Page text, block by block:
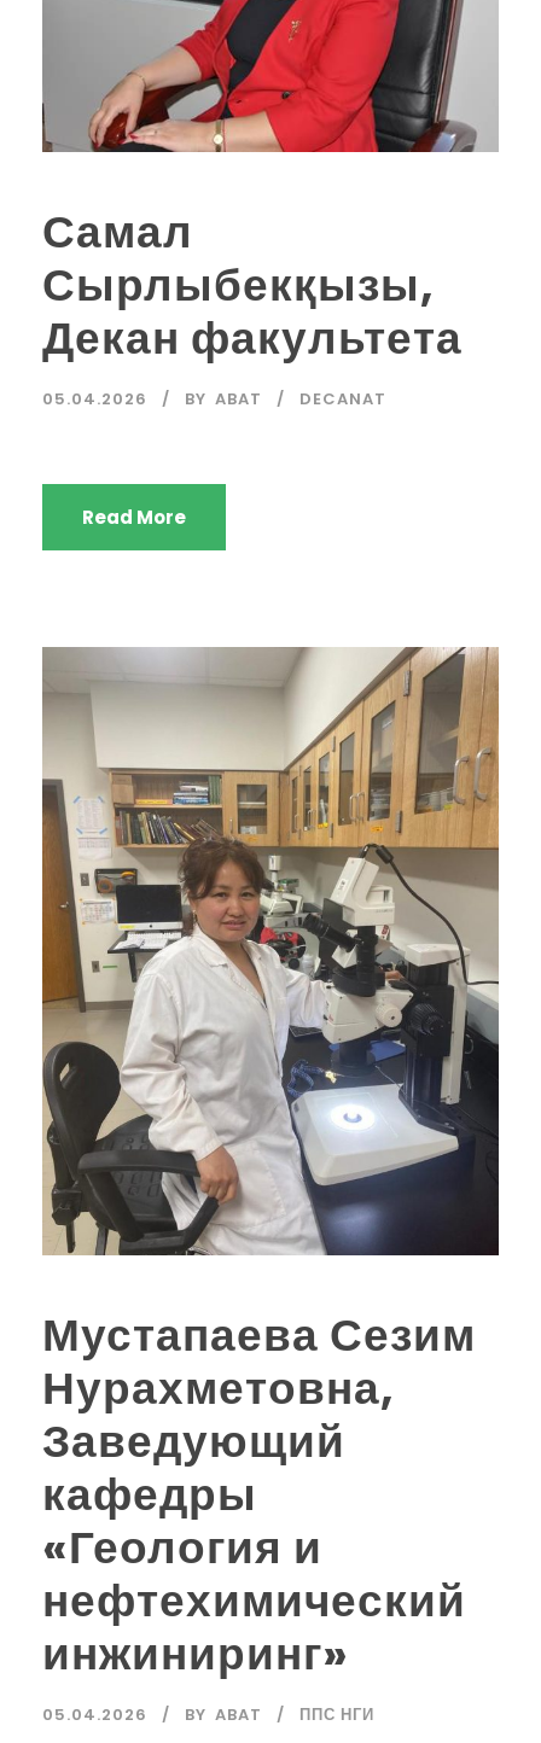
Самал
Сырлыбекқызы,
Декан факультета
05.04.2026 BY ABAT DECANAT
Read More
Мустапаева Сезим
Нурахметовна,
Заведующий
кафедры
«Геология и
нефтехимический
инжиниринг»
05.04.2026 BY ABAT ППС НГИ